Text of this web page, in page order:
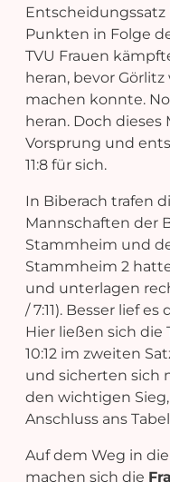
Punkten in Folge
TVU Frauen
heran, bevor
machen konnte.
heran. Doch dieses
Vorsprung und
11:8 für sich.
In Biberach trafen
Mannschaften der
Stammheim und
Stammheim 2
und unterlagen
/ 7:11). Besser lief
Hier ließen sich die
10:12 im zweiten
und sicherten sich mit
den wichtigen
Anschluss ans
Auf dem Weg in
machen sich die